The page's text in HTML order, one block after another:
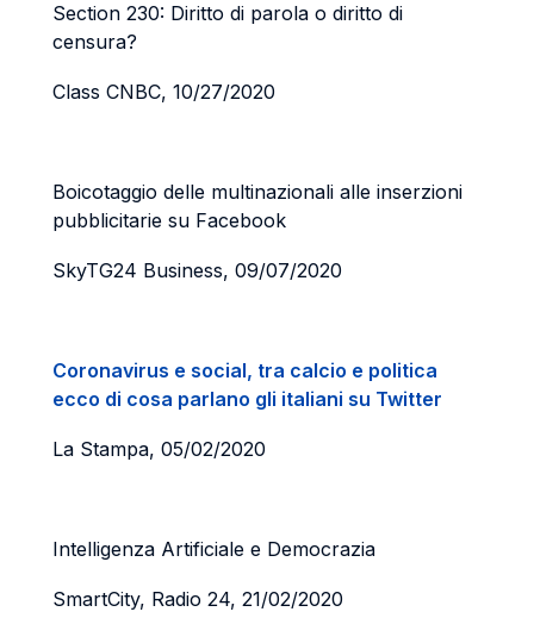
Section 230: Diritto di parola o diritto di
censura?
Class CNBC, 10/27/2020
Boicotaggio delle multinazionali alle inserzioni
pubblicitarie su Facebook
SkyTG24 Business, 09/07/2020
Coronavirus e social, tra calcio e politica
ecco di cosa parlano gli italiani su Twitter
La Stampa, 05/02/2020
Intelligenza Artificiale e Democrazia
SmartCity, Radio 24, 21/02/2020